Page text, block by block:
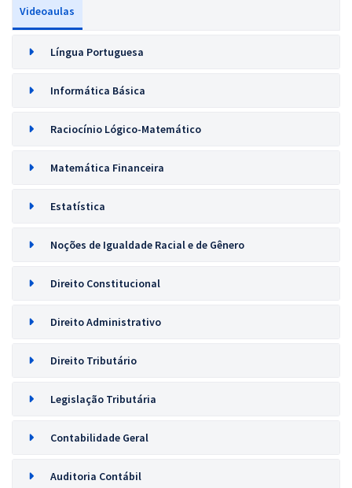
Videoaulas
Língua Portuguesa
Informática Básica
Raciocínio Lógico-Matemático
Matemática Financeira
Estatística
Noções de Igualdade Racial e de Gênero
Direito Constitucional
Direito Administrativo
Direito Tributário
Legislação Tributária
Contabilidade Geral
Auditoria Contábil